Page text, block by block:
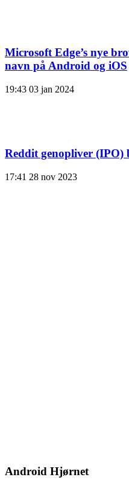
Microsoft Edge’s nye
navn på Android og iOS
19:43 03 jan 2024
Reddit genopliver (IPO)
17:41 28 nov 2023
Android Hjørnet